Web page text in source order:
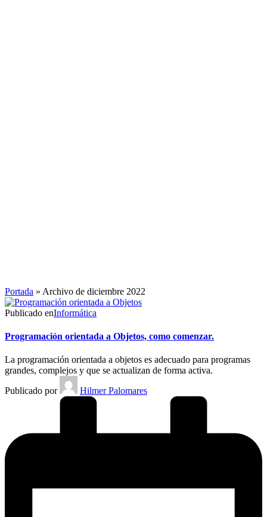
Portada » Archivo de diciembre 2022
Publicado enInformática
Programación orientada a Objetos, como comenzar.
La programación orientada a objetos es adecuado para programas
grandes, complejos y que se actualizan de forma activa.
Publicado por
Hilmer Palomares